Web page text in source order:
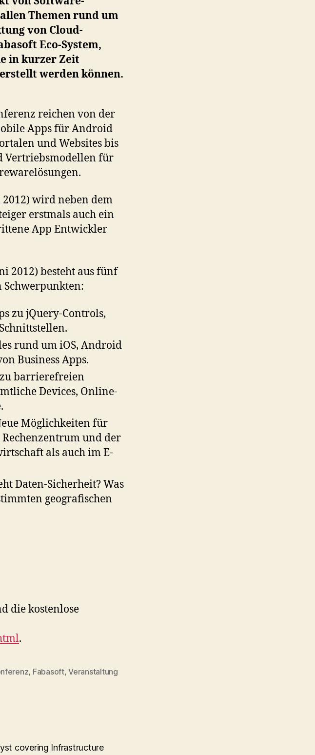
Themen rund um
von Cloud-
Eco-System,
in kurzer Zeit
werden können.
reichen von der
Apps für Android
und Websites bis
Vertriebsmodellen für
2012) wird neben dem
erstmals auch ein
App Entwickler
2012) besteht aus fünf
zu jQuery-Controls,
rund um iOS, Android
Business Apps.
barrierefreien
Devices, Online-
Möglichkeiten für
Rechenzentrum und der
als auch im E-
Daten-Sicherheit? Was
geografischen
die kostenlose
.
, Fabasoft,Veranstaltung
covering Infrastructure